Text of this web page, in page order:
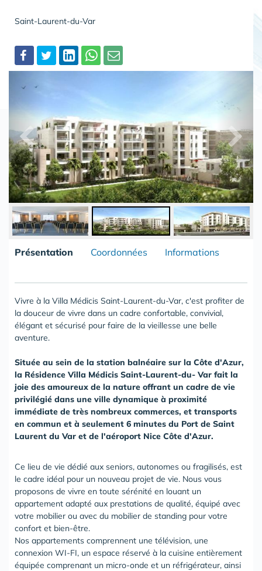
Saint-Laurent-du-Var
Partager
Présentation Coordonnées Informations
Vivre à la Villa Médicis Saint-Laurent-du-Var, c'est profiter de
la douceur de vivre dans un cadre confortable, convivial,
élégant et sécurisé pour faire de la vieillesse une belle
aventure.
Située au sein de la station balnéaire sur la Côte d'Azur,
la Résidence Villa Médicis Saint-Laurent-du- Var fait la
joie des amoureux de la nature offrant un cadre de vie
privilégié dans une ville dynamique à proximité
immédiate de très nombreux commerces, et transports
en commun et à seulement 6 minutes du Port de Saint
Laurent du Var et de l'aéroport Nice Côte d'Azur.
Ce lieu de vie dédié aux seniors, autonomes ou fragilisés, est
le cadre idéal pour un nouveau projet de vie. Nous vous
proposons de vivre en toute sérénité en louant un
appartement adapté aux prestations de qualité, équipé avec
votre mobilier ou avec du mobilier de standing pour votre
confort et bien-être.
Nos appartements comprennent une télévision, une
connexion WI-FI, un espace réservé à la cuisine entièrement
équipée comprenant un micro-onde et un réfrigérateur, ainsi